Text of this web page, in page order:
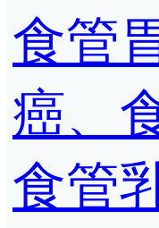
食管
癌、
食管